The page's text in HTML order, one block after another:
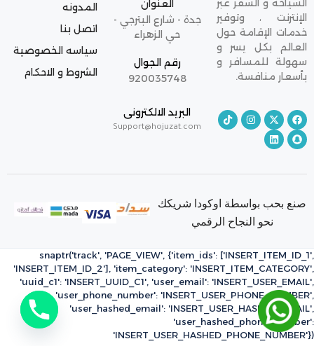
السياحة و السفر عبر
الإنترنت ، وتوفير
خدمات الإقامة حول
العالم بكل يسر و
سهولة للمسافر و
بأسعار منافسة.
العنوان
جدة - شارع البترجي -
حي الزهراء
رقم الجوال
920035748
البريد الالكترونى
Support@hojuzat.com
المدونه
اتصل بنا
سياسه الخصوصية
الشروط و الاحكام
صنع بحب بواسطة اوكودا شريكك
نحو النجاح الرقمي
snaptr('track', 'PAGE_VIEW', {'item_ids': ['INSERT_ITEM_ID_1',
'INSERT_ITEM_ID_2'], 'item_category': 'INSERT_ITEM_CATEGORY',
'uuid_c1': 'INSERT_UUID_C1', 'user_email': 'INSERT_USER_EMAIL',
'user_phone_number': 'INSERT_USER_PHONE_NUMBER',
'user_hashed_email': 'INSERT_USER_HASHED_EMAIL',
'user_hashed_phone_number':
'INSERT_USER_HASHED_PHONE_NUMBER'})